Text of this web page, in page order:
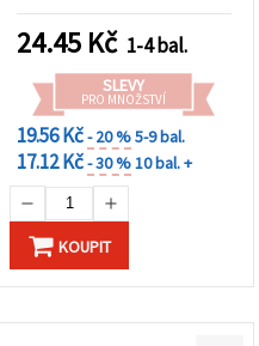
24.45 Kč 1-4 bal.
SLEVY
PRO MNOŽSTVÍ
19.56 Kč- 20 %5-9 bal.
17.12 Kč- 30 %10 bal. +
KOUPIT